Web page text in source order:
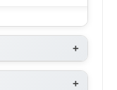
+
+